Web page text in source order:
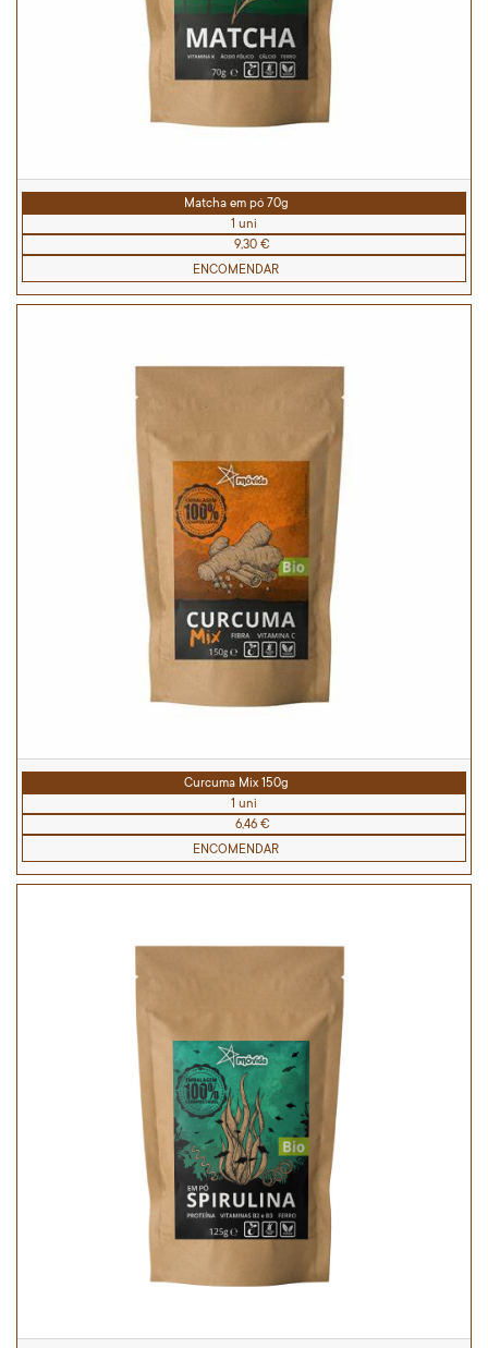
Matcha em pó 70g
1 uni
9,30 €
ENCOMENDAR
Curcuma Mix 150g
1 uni
6,46 €
ENCOMENDAR